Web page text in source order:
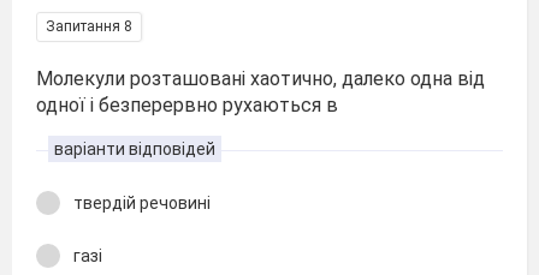
Запитання 8
Молекули розташовані хаотично, далеко одна від
одної і безперервно рухаються в
варіанти відповідей
твердій речовині
газі